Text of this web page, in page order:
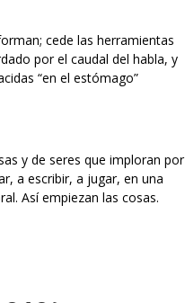
cede las herramientas
por el caudal del habla, y
“en el estómago”
y de seres que imploran por
a escribir, a jugar, en una
Así empiezan las cosas.